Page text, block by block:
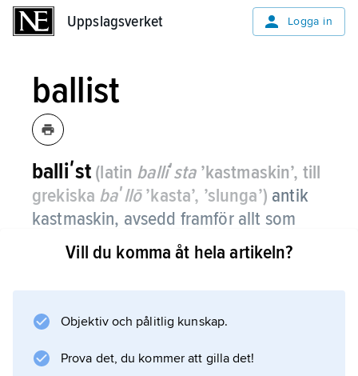
Uppslagsverket Logga in
ballist
balliʹst (latin balliʹsta’kastmaskin’, till
grekiska baʹllō’kasta’, ’slunga’) antik
kastmaskin, avsedd framför allt som
stenslunga, i motsats till den
pilskjutande katapulten.
inte konsekvent, och i såväl antik som modern
synonymer. Se
Vill du komma åt hela artikeln?
Objektiv och pålitlig kunskap.
Prova det, du kommer att gilla det!